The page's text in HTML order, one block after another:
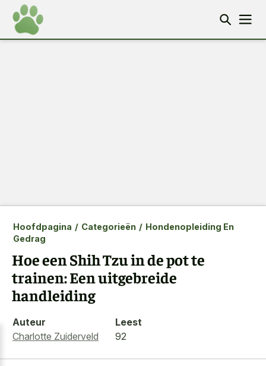
Hoofdpagina / Categorieën / Hondenopleiding En
Gedrag
Hoe een Shih Tzu in de pot te
trainen: Een uitgebreide
handleiding
Auteur
Charlotte Zuiderveld
Leest
92